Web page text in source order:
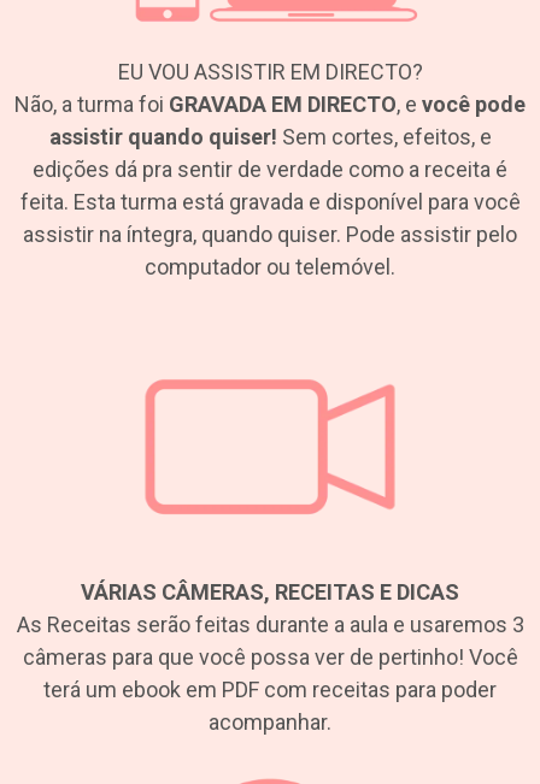
EU VOU ASSISTIR EM DIRECTO?
Não, a turma foi GRAVADA EM DIRECTO, e você pode
assistir quando quiser! Sem cortes, efeitos, e
edições dá pra sentir de verdade como a receita é
feita. Esta turma está gravada e disponível para você
assistir na íntegra, quando quiser. Pode assistir pelo
computador ou telemóvel.
VÁRIAS CÂMERAS, RECEITAS E DICAS
As Receitas serão feitas durante a aula e usaremos 3
câmeras para que você possa ver de pertinho! Você
terá um ebook em PDF com receitas para poder
acompanhar.